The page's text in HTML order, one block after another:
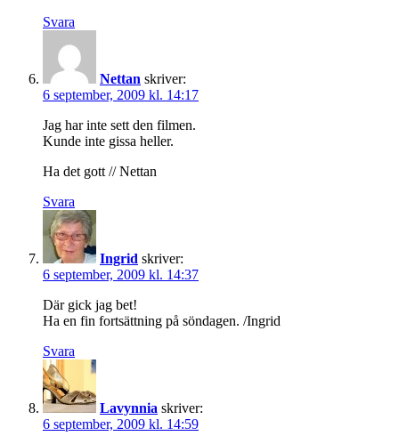
Svara
Nettan skriver:
6 september, 2009 kl. 14:17
Jag har inte sett den filmen.
Kunde inte gissa heller.
Ha det gott // Nettan
Svara
Ingrid skriver:
6 september, 2009 kl. 14:37
Där gick jag bet!
Ha en fin fortsättning på söndagen. /Ingrid
Svara
Lavynnia skriver:
6 september, 2009 kl. 14:59